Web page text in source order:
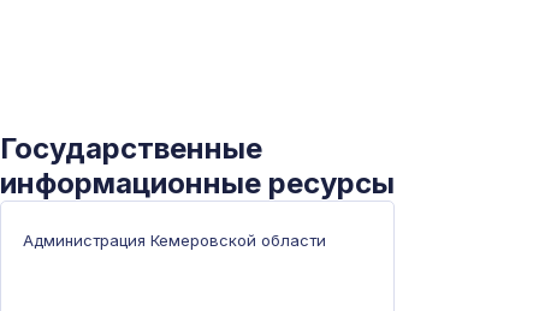
Государственные
информационные ресурсы
Администрация Кемеровской области